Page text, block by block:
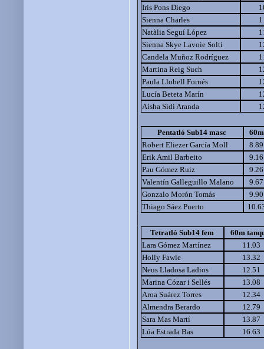
Iris Pons Diego
Sienna Charles
Natàlia Seguí López
Sienna Skye Lavoie Solti
Candela Muñoz Rodríguez
Martina Reig Such
Paula Llobell Fornés
Lucía Beteta Marín
Aisha Sidi Aranda
Pentatló Sub14 masc
60m
Robert Eliezer García Moll
8.89
Erik Amil Barbeito
9.16
Pau Gómez Ruiz
9.26
Valentín Galleguillo Malano
9.67
Gonzalo Morón Tomás
9.90
Thiago Sáez Puerto
Tetratló Sub14 fem
60m
Lara Gómez Martínez
11.03
Holly Fawle
13.32
Neus Lladosa Ladios
12.51
Marina Cózar i Sellés
13.08
Aroa Suárez Torres
12.34
Almendra Berardo
12.79
Sara Mas Martí
13.87
Lúa Estrada Bas
16.63